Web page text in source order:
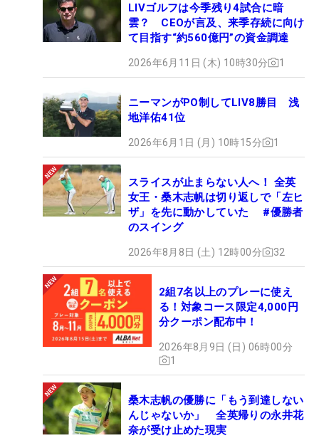
LIVゴルフは今季残り4試合に暗
雲？ CEOが言及、来季存続に向け
て目指す“約560億円”の資金調達
2026年6月11日 (木) 10時30分 1
ニーマンがPO制してLIV8勝目 浅
地洋佑41位
2026年6月1日 (月) 10時15分 1
スライスが止まらない人へ！ 全英
女王・桑木志帆は切り返しで「左ヒ
ザ」を先に動かしていた #優勝者
のスイング
2026年8月8日 (土) 12時00分 32
2組7名以上のプレーに使え
る！対象コース限定4,000円
分クーポン配布中！
2026年8月9日 (日) 06時00分
1
桑木志帆の優勝に「もう到達しない
んじゃないか」 全英帰りの永井花
奈が受け止めた現実